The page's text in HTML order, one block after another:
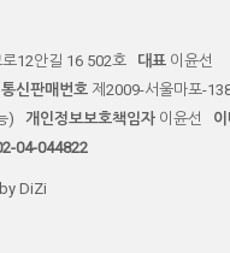
12안길 16 502호 대표 이윤선
통신판매번호 제2009-서울마포-
) 개인정보보호책임자 이윤선
04-044822
DiZi